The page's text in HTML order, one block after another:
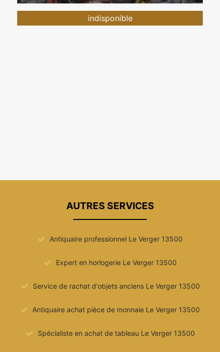
indisponible
AUTRES SERVICES
Antiquaire professionnel Le Verger 13500
Expert en horlogerie Le Verger 13500
Service de rachat d'objets anciens Le Verger 13500
Antiquaire achat pièce de monnaie Le Verger 13500
Spécialiste en achat de tableau Le Verger 13500